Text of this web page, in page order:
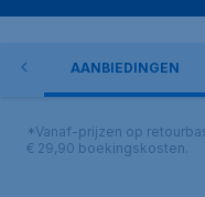
AANBIEDINGEN
*Vanaf-prijzen op
€ 29,90 boekingskosten.